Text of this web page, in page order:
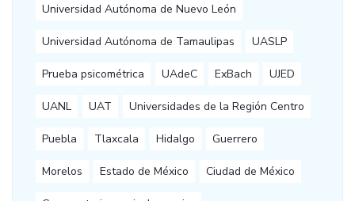
Universidad Autónoma de Nuevo León
Universidad Autónoma de Tamaulipas UASLP
Prueba psicométrica UAdeC ExBach UJED
UANL UAT Universidades de la Región Centro
Puebla Tlaxcala Hidalgo Guerrero
Morelos Estado de México Ciudad de México